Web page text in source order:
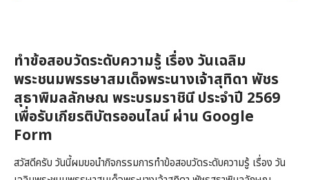
ทำข้อสอบวัดระดับความรู้ เรื่อง วันเฉลิม
พระชนมพรรษาสมเด็จพระนางเจ้าสุทิดา พัชร
สุธาพิมลลักษณ พระบรมราชินี ประจำปี 2569
เพื่อรับเกียรติบัตรออนไลน์ ผ่าน Google
Form
สวัสดีครับ วันนี้ผมขอนำกิจกรรมการทำข้อสอบวัดระดับความรู้ เรื่อง วัน